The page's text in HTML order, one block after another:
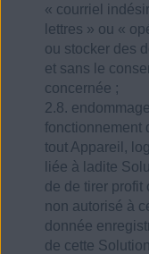
« courriel
lettres » ou «
ou stocker des
et sans le
concernée ;
2.8.
fonctionnement
tout Appareil,
liée à ladite
de de tirer profit
non autorisé à
donnée
de cette